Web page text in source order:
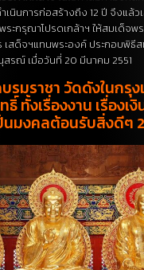
นินการก่อสร้างถึง 12 ปี จึงแล้ว
ะกรุณาโปรดเกล้าฯ ให้สมเด็จพ
เสด็จฯแทนพระองค์ ประกอบพิธี
รณ์ เมื่อวันที่ 20 มีนาคม 2551
รมราชา วัดดังในกรุ
ทั้งเรื่องงาน เรื่องเ
นมงคลต้อนรับสิ่งดีๆ